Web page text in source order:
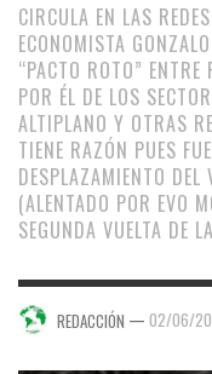
CIRCULA EN LAS
ECONOMISTA
“PACTO ROTO”
POR ÉL DE LOS
ALTIPLANO Y OTRAS
TIENE RAZÓN PUES
DESPLAZAMIENTO
(ALENTADO POR EVO
SEGUNDA VUELTA DE
REDACCIÓN — 02/06/